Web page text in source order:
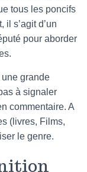
tous les poncifs
s’agit d’un
pour aborder
grande
à signaler
commentaire. A
(livres, Films,
le genre.